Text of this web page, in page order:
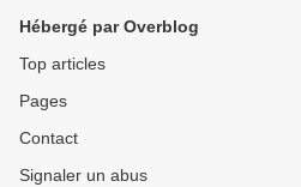
Hébergé par Overblog
Top articles
Pages
Contact
Signaler un abus